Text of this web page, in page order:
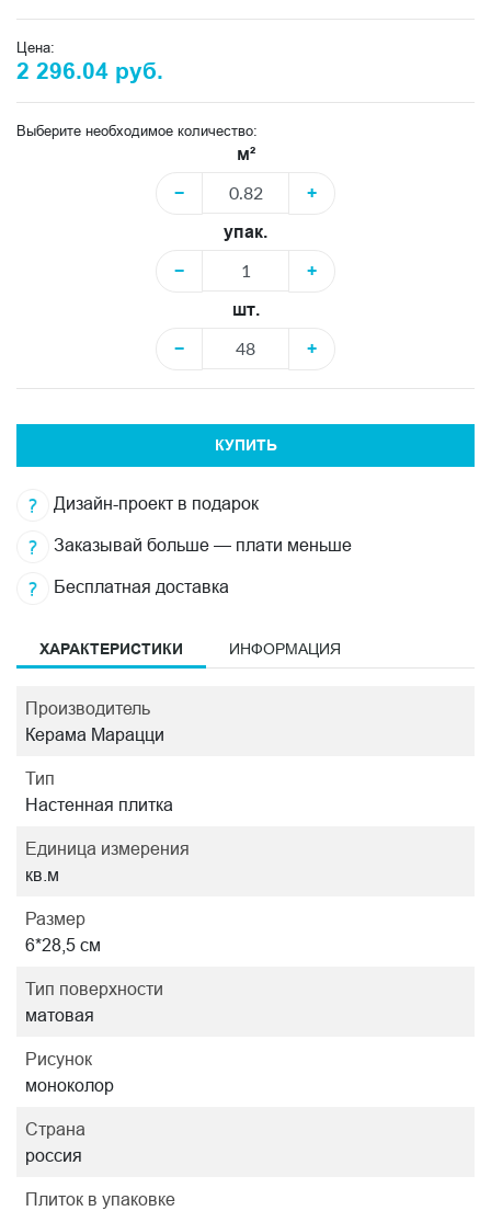
Цена:
2 296.04 руб.
Выберите необходимое количество:
м²
−
+
упак.
−
+
шт.
−
+
КУПИТЬ
Дизайн-проект в подарок
Заказывай больше — плати меньше
Бесплатная доставка
ХАРАКТЕРИСТИКИ ИНФОРМАЦИЯ
Производитель
Керама Марацци
Тип
Настенная плитка
Единица измерения
кв.м
Размер
6*28,5 см
Тип поверхности
матовая
Рисунок
моноколор
Страна
россия
Плиток в упаковке